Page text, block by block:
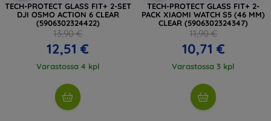
TECH-PROTECT GLASS FIT+ 2-SET
DJI OSMO ACTION 6 CLEAR
(5906302324422)
13,90 €
12,51 €
Varastossa 4 kpl
TECH-PROTECT GLASS FIT+ 2-
PACK XIAOMI WATCH S5 (46 MM)
CLEAR (5906302324347)
11,90 €
10,71 €
Varastossa 3 kpl